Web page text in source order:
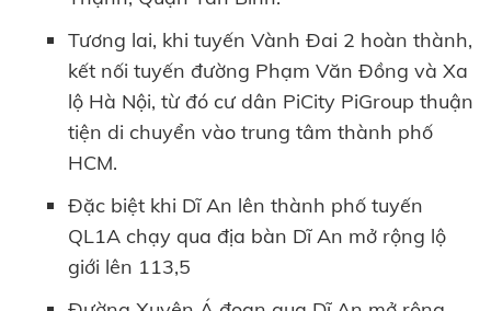
Tương lai, khi tuyến Vành Đai 2 hoàn thành,
kết nối tuyến đường Phạm Văn Đồng và Xa
lộ Hà Nội, từ đó cư dân PiCity PiGroup thuận
tiện di chuyển vào trung tâm thành phố
HCM.
Đặc biệt khi Dĩ An lên thành phố tuyến
QL1A chạy qua địa bàn Dĩ An mở rộng lộ
giới lên 113,5